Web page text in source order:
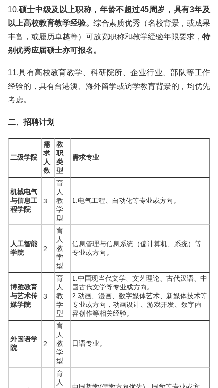
10.硕士中级及以上职称，年龄不超过45周岁，具有3年及
以上高校教育教学经验。 综合素质优秀（名校背景，或成果
丰富，或履历卓越等）可放宽职称和教学经验年限要求， 特
别优秀应届硕士亦可报名。
11.具有高校教育教学、科研院所、企业行业、部队等工作
经验的，具有台港澳、海外留学或访学教育背景的，均优先
考虑。
二、招聘计划
二级学院
需
求
人
数
教
职
类
型
需求专业
机械电气
与信息工
程学院
3
育
人
教
学
型
1.电气工程、自动化等专业或方向。
人工智能
学院
2
育
人
教
学
型
信息管理与信息系统（偏计算机、系统）等
专业或方向。
博雅教育
与艺术传
媒学院
3
育
人
教
学
型
1.中国现当代文学、文艺理论、古代汉语、中
国古代文学等专业或方向。
2.动画、漫画、数字媒体艺术、新媒体技术等
专业或方向，动画设计、游戏开发、数字内
容创作等相关经验。
外国语学
院
2
育
人
教
学
型
日语专业。
育
人